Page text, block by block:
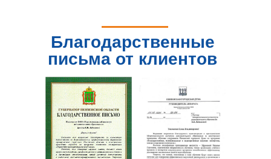
Благодарственные
письма от клиентов